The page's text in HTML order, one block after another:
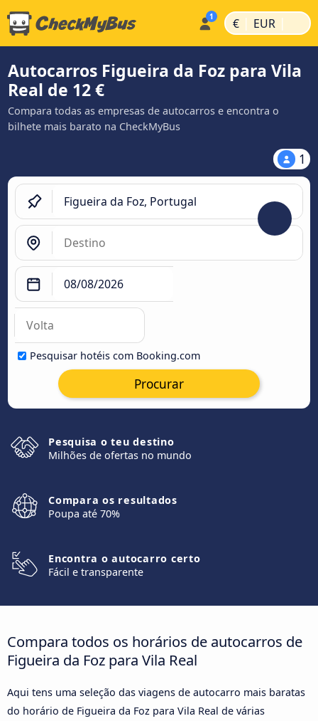
€ | EUR |
Autocarros Figueira da Foz para Vila
Real de 12 €
Compara todas as empresas de autocarros e encontra o
bilhete mais barato na CheckMyBus
1
Pesquisar hotéis com Booking.com
Procurar
Pesquisa o teu destino
Milhões de ofertas no mundo
Compara os resultados
Poupa até 70%
Encontra o autocarro certo
Fácil e transparente
Compara todos os horários de autocarros de
Figueira da Foz para Vila Real
Aqui tens uma seleção das viagens de autocarro mais baratas
do horário de Figueira da Foz para Vila Real de várias